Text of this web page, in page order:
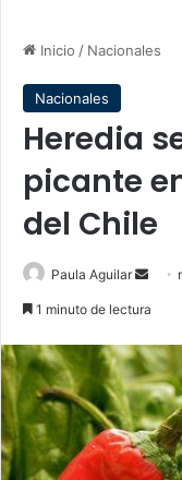
Inicio / Nacionales
Nacionales
Heredia
picante
del Chile
Paula Aguilar
Send
1 minuto de lectura